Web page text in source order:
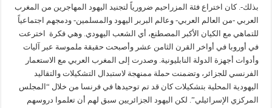
بذلك-. كان اختراع فئة المزراحيم ضرورياً لتجنيد اليهود المهاجرين من المغرب
العربي -من العالم العربي- وعالم البربر اليهود والمسلمين- ودمجهم اجتماعياً
للتماهي مع الكيان الأكبر المصطنع، أي الشعب اليهودي. وهي فكرة اخترعت
في أوروبا في أواخر القرن الثامن عشر وأصبحت حقيقة ملموسة عبر آليات
وأدوات أجهزة الدولة النابليونية. وصدرت إلى المغرب العربي مع الاستعمار
الفرنسي للجزائر، وتضمنت حملة ممنهجة لاستبدال التشكيلات والتقاليد
اليهودية المحلية بتشكيلات كان قد تم توحيدها في فرنسا من خلال “المجلس
المركزي الإسرائيلي”. لكن اليهود الجزائريين سبق لهم أن تعلموا دروسهم